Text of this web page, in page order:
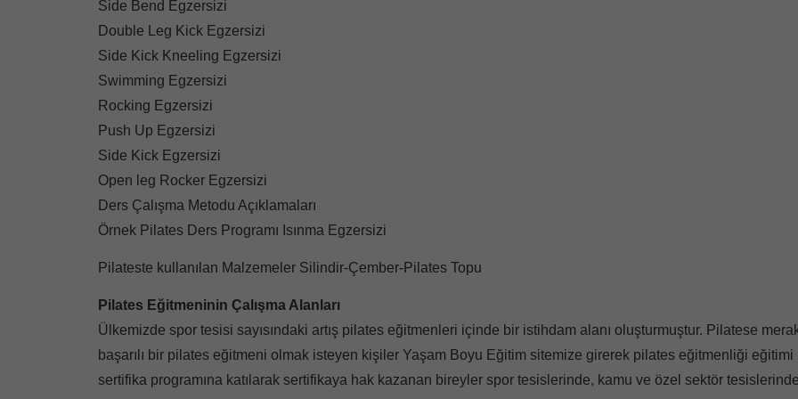
Side Bend Egzersizi
Double Leg Kick Egzersizi
Side Kick Kneeling Egzersizi
Swimming Egzersizi
Rocking Egzersizi
Push Up Egzersizi
Side Kick Egzersizi
Open leg Rocker Egzersizi
Ders Çalışma Metodu Açıklamaları
Örnek Pilates Ders Programı Isınma Egzersizi
Pilateste kullanılan Malzemeler Silindir-Çember-Pilates Topu
Pilates Eğitmeninin Çalışma Alanları
Ülkemizde spor tesisi sayısındaki artış pilates eğitmenleri içinde bir istihdam alanı oluşturmuştur. Pilatese
başarılı bir pilates eğitmeni olmak isteyen kişiler Yaşam Boyu Eğitim sitemize girerek pilates eğitmenliği eğitimi
sertifika programına katılarak sertifikaya hak kazanan bireyler spor tesislerinde, kamu ve özel sektör